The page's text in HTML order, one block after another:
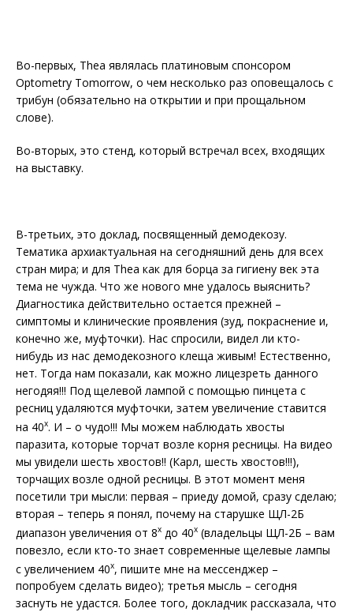
Во-первых, Thea являлась платиновым спонсором
Optometry Tomorrow, о чем несколько раз оповещалось с
трибун (обязательно на открытии и при прощальном
слове).
Во-вторых, это стенд, который встречал всех, входящих
на выставку.
В-третьих, это доклад, посвященный демодекозу.
Тематика архиактуальная на сегодняшний день для всех
стран мира; и для Thea как для борца за гигиену век эта
тема не чужда. Что же нового мне удалось выяснить?
Диагностика действительно остается прежней –
симптомы и клинические проявления (зуд, покраснение и,
конечно же, муфточки). Нас спросили, видел ли кто-
нибудь из нас демодекозного клеща живым! Естественно,
нет. Тогда нам показали, как можно лицезреть данного
негодяя!!! Под щелевой лампой с помощью пинцета с
ресниц удаляются муфточки, затем увеличение ставится
на 40х. И – о чудо!!! Мы можем наблюдать хвосты
паразита, которые торчат возле корня ресницы. На видео
мы увидели шесть хвостов!! (Карл, шесть хвостов!!!),
торчащих возле одной ресницы. В этот момент меня
посетили три мысли: первая – приеду домой, сразу сделаю;
вторая – теперь я понял, почему на старушке ЩЛ-2Б
диапазон увеличения от 8х до 40х (владельцы ЩЛ-2Б – вам
повезло, если кто-то знает современные щелевые лампы
с увеличением 40х, пишите мне на мессенджер –
попробуем сделать видео); третья мысль – сегодня
заснуть не удастся. Более того, докладчик рассказала, что